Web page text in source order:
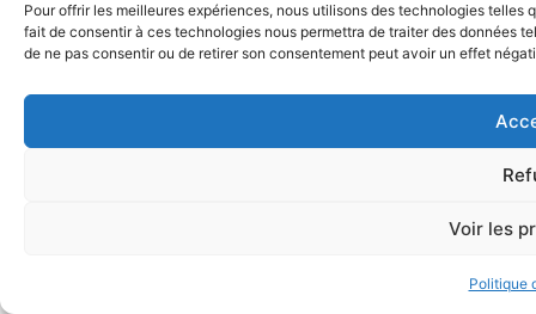
Pour offrir les meilleures expériences, nous utilisons des technologies
fait de consentir à ces technologies nous permettra de traiter des données
de ne pas consentir ou de retirer son consentement peut avoir un effet
Voir les
Politique